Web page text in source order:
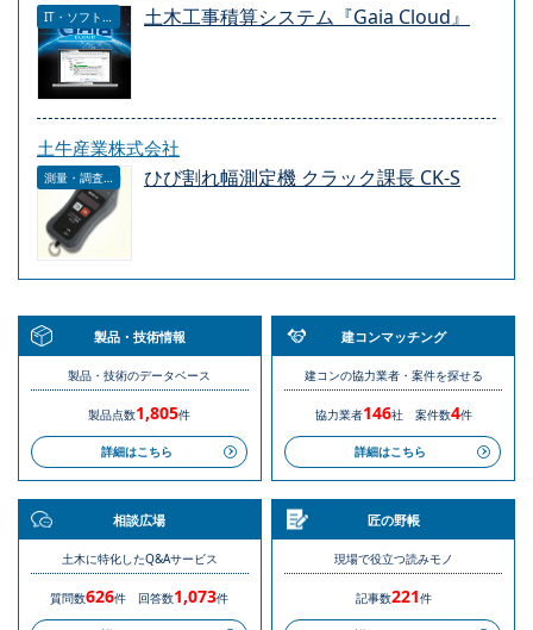
IT・ソフトウェア 土木工事積算システム『Gaia Cloud』
土牛産業株式会社
測量・調査・サービス ひび割れ幅測定機 クラック課長 CK-S
製品・技術情報
製品・技術のデータベース
製品点数1,805件
詳細はこちら
建コンマッチング
建コンの協力業者・案件を探せる
協力業者146社 案件数4件
詳細はこちら
相談広場
土木に特化したQ&Aサービス
質問数626件 回答数1,073件
匠の野帳
現場で役立つ読みモノ
記事数221件